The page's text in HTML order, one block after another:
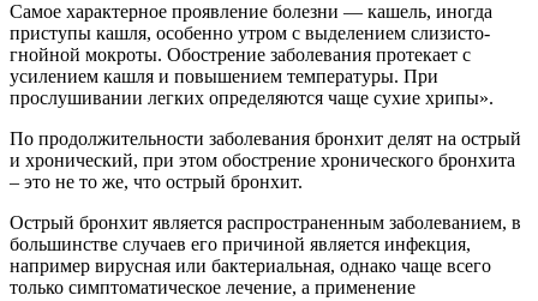
Самое характерное проявление болезни — кашель, иногда
приступы кашля, особенно утром с выделением слизисто-
гнойной мокроты. Обострение заболевания протекает с
усилением кашля и повышением температуры. При
прослушивании легких определяются чаще сухие хрипы».
По продолжительности заболевания бронхит делят на острый
и хронический, при этом обострение хронического бронхита
– это не то же, что острый бронхит.
Острый бронхит является распространенным заболеванием, в
большинстве случаев его причиной является инфекция,
например вирусная или бактериальная, однако чаще всего
только симптоматическое лечение, а применение